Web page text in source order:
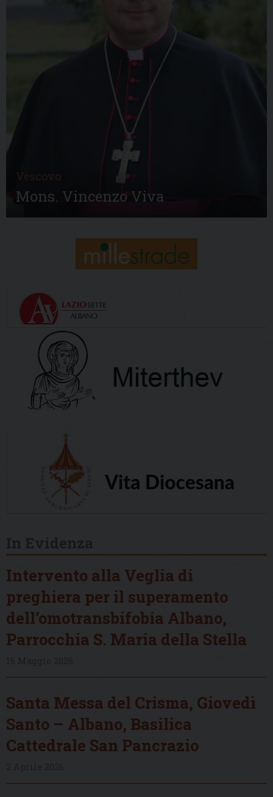
Vescovo
Mons. Vincenzo Viva
Intervento alla Veglia di
preghiera per il superamento
dell’omotransbifobia Albano,
Parrocchia S. Maria della Stella
Santa Messa del Crisma, Giovedì
Santo – Albano, Basilica
Cattedrale San Pancrazio